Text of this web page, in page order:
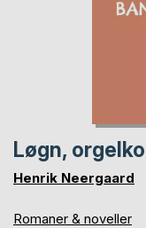
Løgn,
Henrik Neergaard
Romaner & noveller